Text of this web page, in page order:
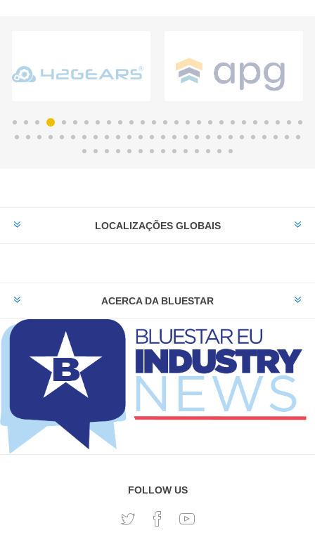
LOCALIZAÇÕES GLOBAIS
ACERCA DA BLUESTAR
FOLLOW US